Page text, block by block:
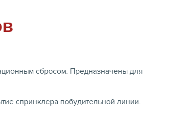
сбросом. Предназначены для
спринклера побудительной линии.